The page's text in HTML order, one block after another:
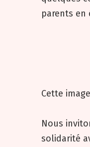
parents en
Cette
Nous
solidarité